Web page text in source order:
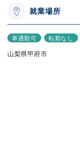
就業場所
車通勤可 転勤なし
山梨県甲府市